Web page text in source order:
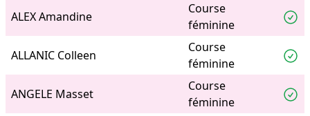
ALEX Amandine
Course
féminine
ALLANIC Colleen
Course
féminine
ANGELE Masset
Course
féminine